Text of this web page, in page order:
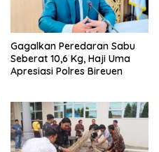
Gagalkan Peredaran Sabu
Seberat 10,6 Kg, Haji Uma
Apresiasi Polres Bireuen